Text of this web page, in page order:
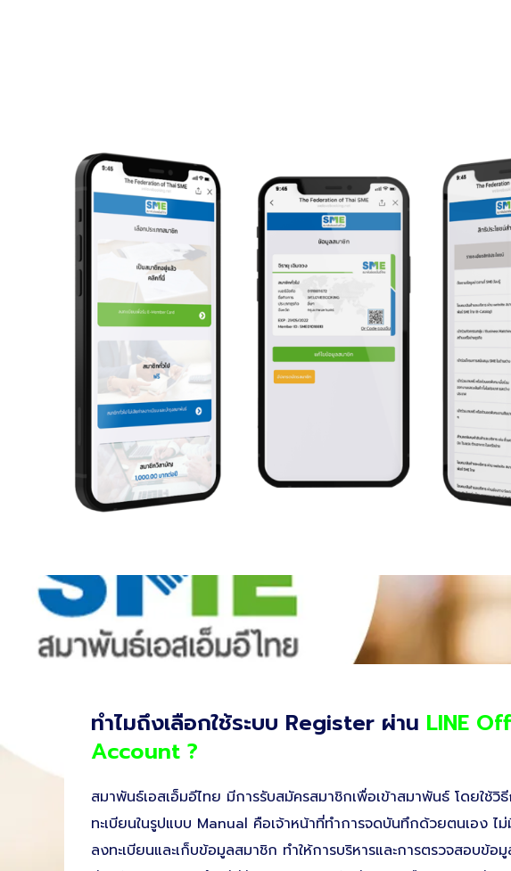
ทำไมถึงเลือกใช้ระบบ Register ผ่าน LINE
Account ?
สมาพันธ์เอสเอ็มอีไทย มีการรับสมัครสมาชิกเพื่อเข้าสมาพันธ์ โดยใช้วิ
ทะเบียนในรูปแบบ Manual คือเจ้าหน้าที่ทำการจดบันทึกด้วยตนเอง ไม่
ลงทะเบียนและเก็บข้อมูลสมาชิก ทำให้การบริหารและการตรวจสอบข้อ